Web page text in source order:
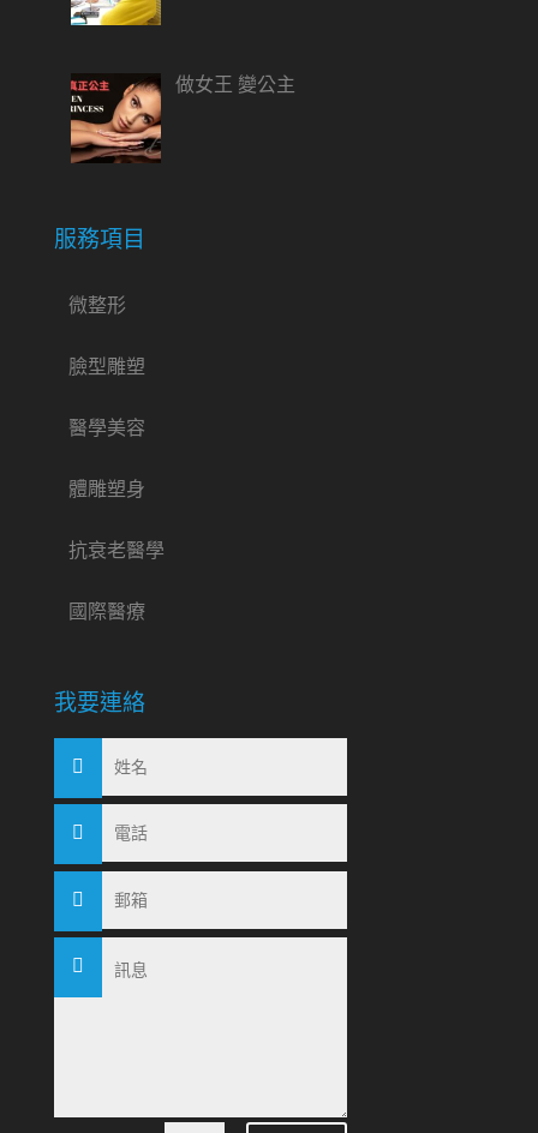
做女王 變公主
服務項目
微整形
臉型雕塑
醫學美容
體雕塑身
抗衰老醫學
國際醫療
我要連絡